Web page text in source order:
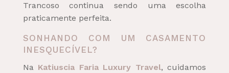
Trancoso continua sendo uma escolha
praticamente perfeita.
SONHANDO COM UM CASAMENTO
INESQUECÍVEL?
Na Katiuscia Faria Luxury Travel, cuidamos